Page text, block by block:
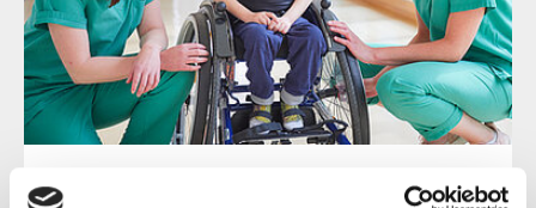
Arbeiten in der Kinderklinik